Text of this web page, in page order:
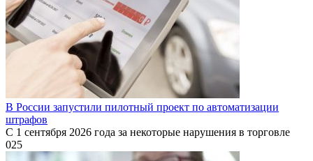
В России запустили пилотный проект по автоматизации
штрафов
С 1 сентября 2026 года за некоторые нарушения в торговле
025